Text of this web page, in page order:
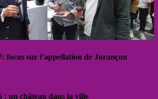
focus sur l’appellation de Jurançon
: un château dans la ville